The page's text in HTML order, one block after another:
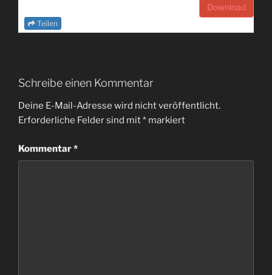
Download
Teilen
Schreibe einen Kommentar
Deine E-Mail-Adresse wird nicht veröffentlicht.
Erforderliche Felder sind mit* markiert
Kommentar*